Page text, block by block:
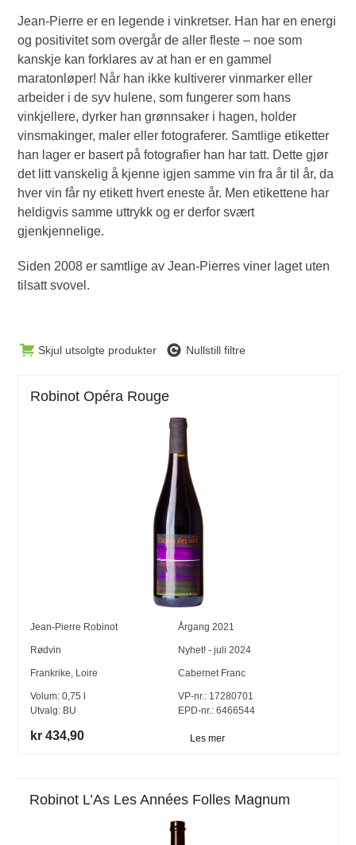
Jean-Pierre er en legende i vinkretser. Han har en energi
og positivitet som overgår de aller fleste – noe som
kanskje kan forklares av at han er en gammel
maratonløper! Når han ikke kultiverer vinmarker eller
arbeider i de syv hulene, som fungerer som hans
vinkjellere, dyrker han grønnsaker i hagen, holder
vinsmakinger, maler eller fotograferer. Samtlige etiketter
han lager er basert på fotografier han har tatt. Dette gjør
det litt vanskelig å kjenne igjen samme vin fra år til år, da
hver vin får ny etikett hvert eneste år. Men etikettene har
heldigvis samme uttrykk og er derfor svært
gjenkjennelige.
Siden 2008 er samtlige av Jean-Pierres viner laget uten
tilsatt svovel.
Skjul utsolgte produkter Nullstill filtre
Robinot Opéra Rouge
Jean-Pierre Robinot Årgang 2021
Rødvin Nyhet! - juli 2024
Frankrike, Loire Cabernet Franc
Volum:0,75
Utvalg: BU
VP-nr.: 17280701
EPD-nr.: 6466544
kr 434,90 Les mer
Robinot L’As Les Années Folles Magnum